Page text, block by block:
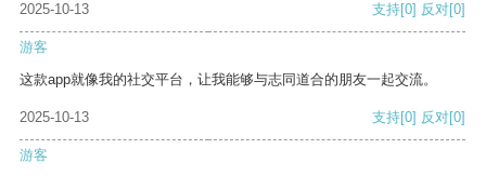
2025-10-13 支持[0] 反对[0]
游客
这款app就像我的社交平台，让我能够与志同道合的朋友一起交流。
2025-10-13 支持[0] 反对[0]
游客